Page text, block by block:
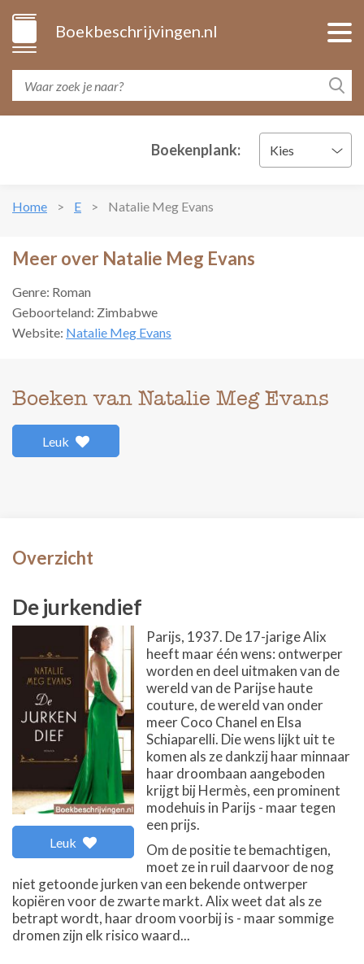
Boekbeschrijvingen.nl
Boekenplank: Kies
Home E Natalie Meg Evans
Meer over Natalie Meg Evans
Genre: Roman
Geboorteland: Zimbabwe
Website: Natalie Meg Evans
Boeken van Natalie Meg Evans
Leuk
Overzicht
De jurkendief
Leuk
Parijs, 1937. De 17-jarige Alix
heeft maar één wens: ontwerper
worden en deel uitmaken van de
wereld van de Parijse haute
couture, de wereld van onder
meer Coco Chanel en Elsa
Schiaparelli. Die wens lijkt uit te
komen als ze dankzij haar minnaar
haar droombaan aangeboden
krijgt bij Hermès, een prominent
modehuis in Parijs - maar tegen
een prijs.
Om de positie te bemachtigen,
moet ze in ruil daarvoor de nog
niet getoonde jurken van een bekende ontwerper
kopiëren voor de zwarte markt. Alix weet dat als ze
betrapt wordt, haar droom voorbij is - maar sommige
dromen zijn elk risico waard...